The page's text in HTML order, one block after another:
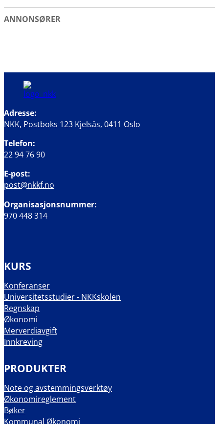
ANNONSØRER
Adresse:
NKK, Postboks 123 Kjelsås, 0411 Oslo
Telefon:
22 94 76 90
E-post:
post@nkkf.no
Organisasjonsnummer:
970 448 314
KURS
Konferanser
Universitetsstudier - NKKskolen
Regnskap
Økonomi
Merverdiavgift
Innkreving
PRODUKTER
Note og avstemmingsverktøy
Økonomireglement
Bøker
Kommunal Økonomi